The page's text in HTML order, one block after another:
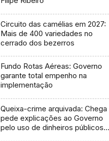
Circuito das camélias em 2027:
Mais de 400 variedades no
cerrado dos bezerros
Fundo Rotas Aéreas: Governo
garante total empenho na
implementação
Queixa-crime arquivada: Chega
pede explicações ao Governo
pelo uso de dinheiros públicos